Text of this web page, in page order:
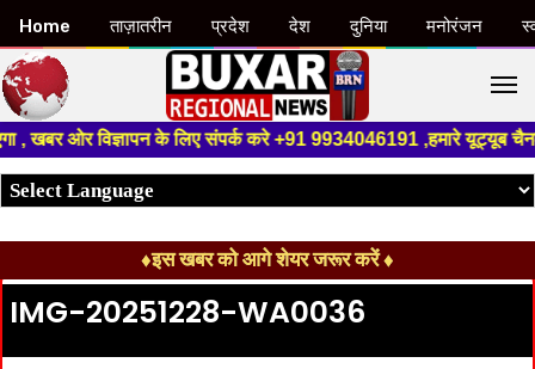
ओर विज्ञापन के लिए संपर्क करे +91 9934046191 ,हमारे यूट्यूब
♦इस खबर को आगे शेयर जरूर करें ♦
IMG-20251228-WA0036
Home ताज़ातरीन प्रदेश देश दुनिया मनोरंजन